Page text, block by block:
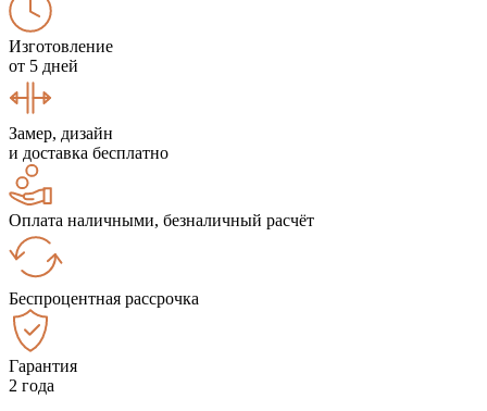
Изготовление
от 5 дней
Замер, дизайн
и доставка бесплатно
Оплата наличными, безналичный расчёт
Беспроцентная рассрочка
Гарантия
2 года